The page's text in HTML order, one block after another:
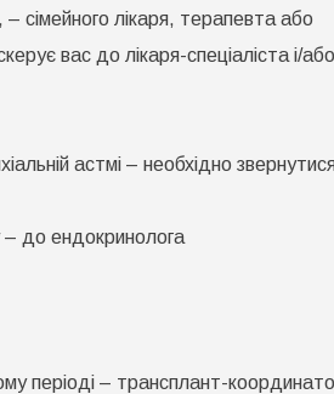
сімейного лікаря, терапевта або
вас до лікаря-спеціаліста і/або
астмі – необхідно
– до ендокринолога
періоді – трансплант-